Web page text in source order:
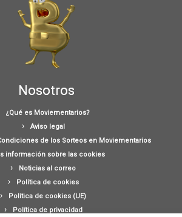
Nosotros
¿Qué es Moviementarios?
Aviso legal
de los Sorteos en Moviementarios
información sobre las cookies
Noticias al correo
Política de cookies
Política de cookies (UE)
Política de privacidad